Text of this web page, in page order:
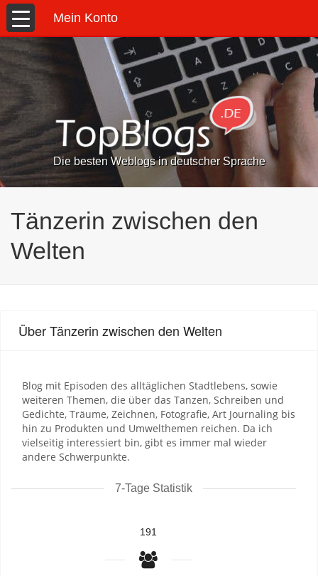
Mein Konto
Die besten Weblogs in deutscher Sprache
Tänzerin zwischen den
Welten
Über Tänzerin zwischen den Welten
Blog mit Episoden des alltäglichen Stadtlebens, sowie
weiteren Themen, die über das Tanzen, Schreiben und
Gedichte, Träume, Zeichnen, Fotografie, Art Journaling bis
hin zu Produkten und Umwelthemen reichen. Da ich
vielseitig interessiert bin, gibt es immer mal wieder
andere Schwerpunkte.
7-Tage Statistik
191